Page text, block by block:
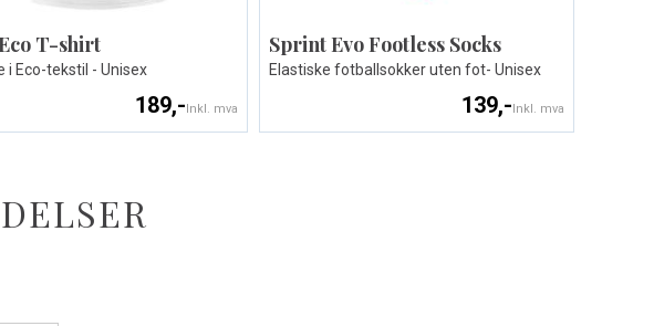
T-shirt
i Eco-tekstil - Unisex
189,-Inkl. mva
Sprint Evo Footless Socks
Elastiske fotballsokker uten fot- Unisex
139,-Inkl. mva